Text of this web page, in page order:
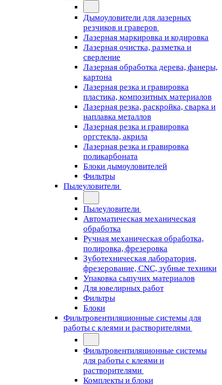
Дымоуловители для лазерных
резчиков и граверов
Лазерная маркировка и кодировка
Лазерная очистка, разметка и
сверление
Лазерная обработка дерева, фанеры,
картона
Лазерная резка и гравировка
пластика, композитных материалов
Лазерная резка, раскройка, сварка и
наплавка металлов
Лазерная резка и гравировка
оргстекла, акрила
Лазерная резка и гравировка
поликарбоната
Блоки дымоуловителей
Фильтры
Пылеуловители
Пылеуловители
Автоматическая механическая
обработка
Ручная механическая обработка,
полировка, фрезеровка
Зуботехническая лаборатория,
фрезерование, CNC, зубные техники
Упаковка сыпучих материалов
Для ювелирных работ
Фильтры
Блоки
Фильтровентиляционные системы для
работы с клеями и растворителями
Фильтровентиляционные системы
для работы с клеями и
растворителями
Комплекты и блоки